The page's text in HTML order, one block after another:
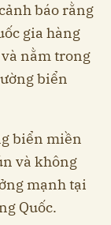
báo rằng
gia hàng
nằm trong
biển
biển miền
và không
mạnh tại
Quốc.